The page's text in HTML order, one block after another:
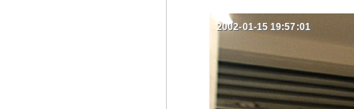
2002-01-15 19:57:01